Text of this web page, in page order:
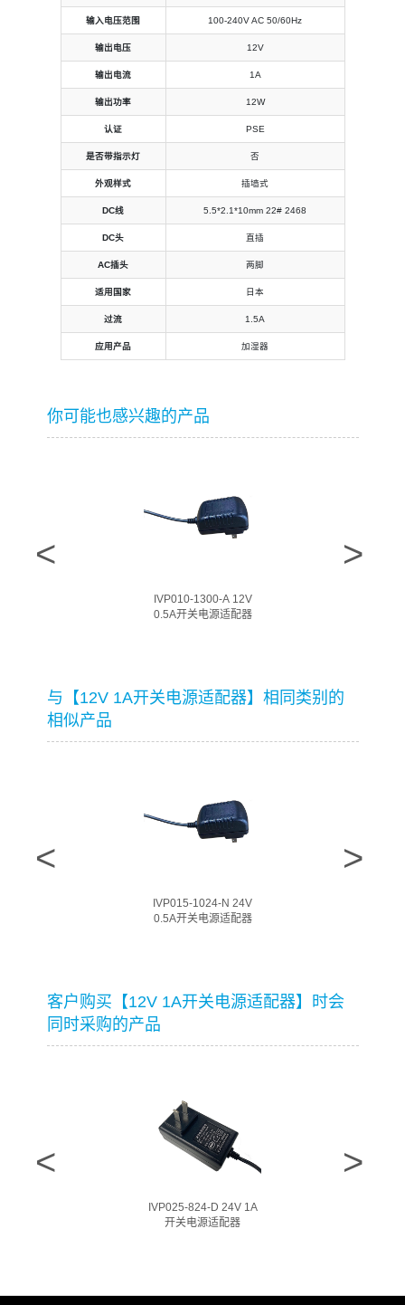
输入电压范围 100-240V AC 50/60Hz
输出电压 12V
输出电流 1A
输出功率 12W
认证 PSE
是否带指示灯 否
外观样式 插墙式
DC线 5.5*2.1*10mm 22# 2468
DC头 直插
AC插头 两脚
适用国家 日本
过流 1.5A
应用产品 加湿器
你可能也感兴趣的产品
IVP010-1300-A 12V
0.5A开关电源适配器
与【12V 1A开关电源适配器】相同类别的
相似产品
IVP015-1024-N 24V
0.5A开关电源适配器
客户购买【12V 1A开关电源适配器】时会
同时采购的产品
IVP025-824-D 24V 1A
开关电源适配器